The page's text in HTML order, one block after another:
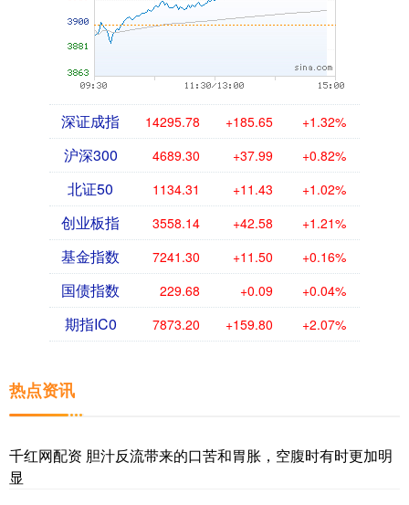
深证成指 14295.78 +185.65 +1.32%
沪深300 4689.30 +37.99 +0.82%
北证50 1134.31 +11.43 +1.02%
创业板指 3558.14 +42.58 +1.21%
基金指数 7241.30 +11.50 +0.16%
国债指数 229.68 +0.09 +0.04%
期指IC0 7873.20 +159.80 +2.07%
热点资讯
千红网配资 胆汁反流带来的口苦和胃胀，空腹时有时更加明
显